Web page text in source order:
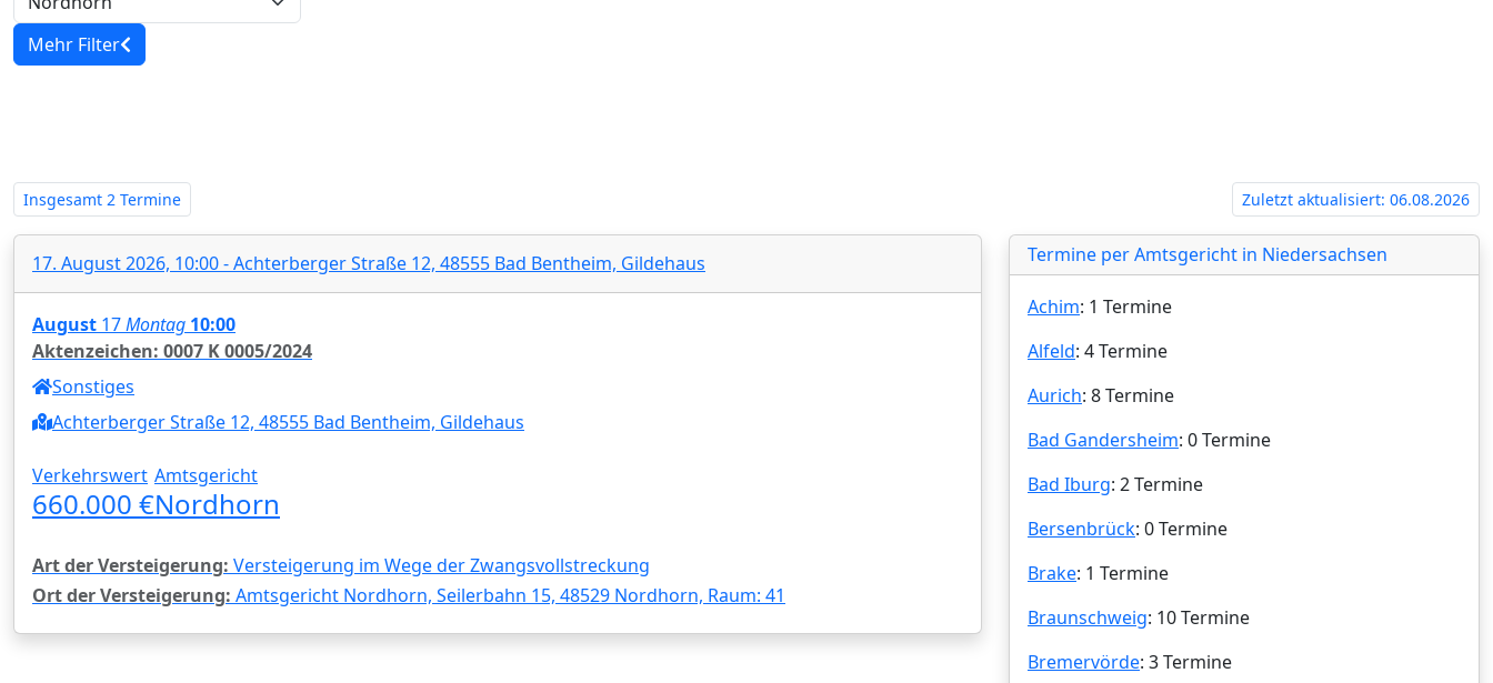
Mehr Filter
Insgesamt 2 Termine Zuletzt aktualisiert: 06.08.2026
17. August 2026, 10:00 - Achterberger Straße 12, 48555 Bad Bentheim, Gildehaus
August 17Montag 10:00
Aktenzeichen: 0007 K 0005/2024
Sonstiges
Achterberger Straße 12, 48555 Bad Bentheim, Gildehaus
Verkehrswert
660.000 €
Amtsgericht
Nordhorn
Art der Versteigerung: Versteigerung im Wege der Zwangsvollstreckung
Ort der Versteigerung: Amtsgericht Nordhorn, Seilerbahn 15, 48529 Nordhorn, Raum: 41
Termine per Amtsgericht in Niedersachsen
Achim: 1 Termine
Alfeld: 4 Termine
Aurich: 8 Termine
Bad Gandersheim: 0 Termine
Bad Iburg: 2 Termine
Bersenbrück: 0 Termine
Brake: 1 Termine
Braunschweig: 10 Termine
Bremervörde: 3 Termine